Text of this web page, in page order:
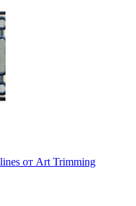
от Art Trimming